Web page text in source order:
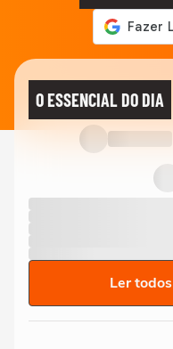
O ESSENCIAL DO DIA
Ler